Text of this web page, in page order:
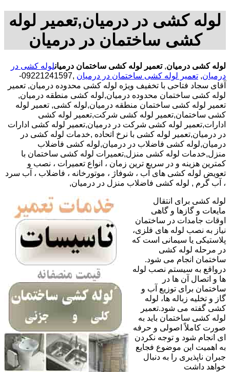
لوله کشی در درمیان,تعمیر لوله
کشی ساختمان در درمیان
لوله کشی درمیان,تعمیر لوله کشی ساختمان درمیانلوله کشی در
درمیان, تعمیر لوله کشی ساختمان در درمیان
,09221241597-
آقای سجاد فتاحی با تخفیف ویژه لوله کشی محدوده درمیان, تعمیر
لوله کشی ساختمان محدوده درمیان,لوله کشی منطقه درمیان,
تعمیر لوله کشی ساختمان منطقه درمیان,لوله کشی, تعمیر لوله
کشی ساختمان,تعمیر لوله کشی شرکت,تعمیر لوله کشی
ادارات,تعمیر لوله کشی شرکت در درمیان,تعمیر لوله کشی ادارات
در درمیان,تعمیر لوله کشی با نرخ اتحاده ,خدمات لوله کشی در
درمیان,لوله کشی فاضلاب در درمیان,لوله کشی فاضلاب
منزل,خدمات لوله کشی منزل,تعمیرات لوله کشی ساختمان با
کمترین هزینه و در سریع ترین زمان ، انواع تعمیرات ، نصب و
تعویض لوله کشی های آب ، شوفاژ ، موتورخانه ، فاضلاب ، آب سرد
، آب گرم , لوله کشی فاضلاب منزل در درمیان,
لوله کشی برای انتقال
مایعات و گازها و گاهی
اوقات جامدات در ساختمان
نیاز به نصب لوله های فلزی،
پلاستیکی یا سیمانی است که
در مرحله لوله کشی
ساختمان انجام می شود.
درواقع به سیستم نصب لوله
ها و اتصال آن ها در
ساختمان برای توزیع آب و
گاز و تخلیه زباله ها، لوله
کشی گفته می شود.تعمیر
لوله کشی ساختمان باید به
صورت کاملاً اصولی و حرفه
ای انجام شود و توجه نکردن
به اهمیت این موضوع فجایع
جبران ناپذیری را به دنبال
خواهد داشت